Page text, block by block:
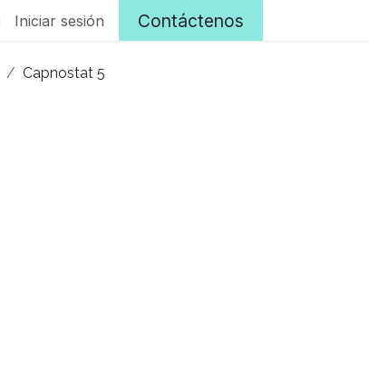
Iniciar sesión Contáctenos
Capnostat 5